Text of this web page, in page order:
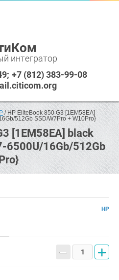
интегратор
+7 (812) 383-99-08
/ HP EliteBook 850 G3 [1EM58EA]
512Gb SSD/W7Pro + W10Pro}
[1EM58EA] black
6500U/16Gb/512Gb
HP
− +